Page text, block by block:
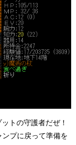
トの守護者だぜ！
プに戻って準備を